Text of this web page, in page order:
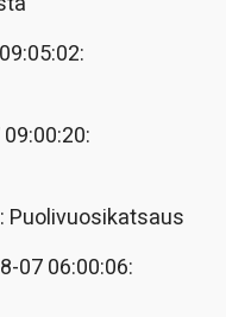
Puolivuosikatsaus
07 06:00:06: